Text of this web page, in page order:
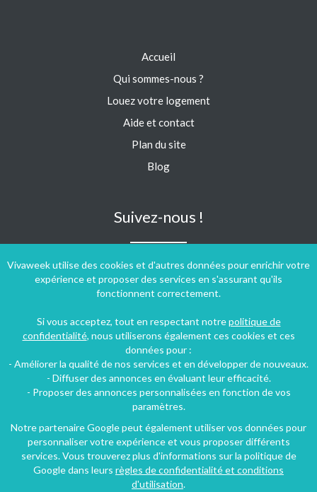
Vivaweek utilise des cookies et d'autres données pour enrichir votre
expérience et proposer des services en s'assurant qu'ils
fonctionnent correctement.
Si vous acceptez, tout en respectant notrepolitique de
confidentialité, nous utiliserons également ces cookies et ces
données pour :
- Améliorer la qualité de nos services et en développer de nouveaux.
- Diffuser des annonces en évaluant leur efficacité.
- Proposer des annonces personnalisées en fonction de vos
paramètres.
Notre partenaire Google peut également utiliser vos données pour
personnaliser votre expérience et vous proposer différents
services. Vous trouverez plus d'informations sur la politique de
Google dans leurs règles de confidentialité et conditions
d'utilisation.
Accueil
Qui sommes-nous ?
Louez votre logement
Aide et contact
Plan du site
Blog
Suivez-nous !
Conditions générales d'utilisation- Politique de confidentialité
Copyright © 2009 ‐ 2026 Vivaweek ‐ Tous droits réservés ‐
Dernière mise à jour du site : 06 août 2026